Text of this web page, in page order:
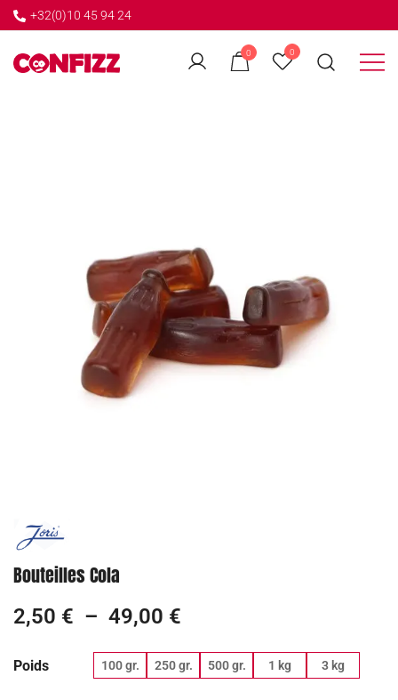
+32(0)10 45 94 24
0 0
← GO BACK
Bouteilles Cola
2,50 € – 49,00 €
Poids 100 gr. 250 gr. 500 gr. 1 kg 3 kg